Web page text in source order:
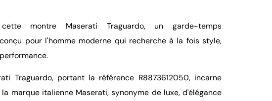
cette montre Maserati Traguardo, un garde-temps
pour l'homme moderne qui recherche à la fois style,
Traguardo, portant la référence R8873612050, incarne
la marque italienne Maserati, synonyme de luxe, d'élégance